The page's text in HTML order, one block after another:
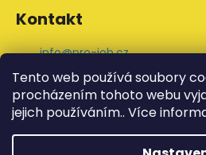
Tento web používá soubory
procházením tohoto webu
jejich používáním.. Více
Kontakt
info@pro-job.cz
+420 776 202 043
ProJob na Facebooku
svedskeodevy
YouTube ProJob